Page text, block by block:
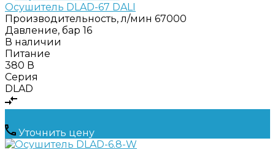
Осушитель DLAD-67 DALI
Производительность, л/мин 67000
Давление, бар 16
В наличии
Питание
380 В
Серия
DLAD
Уточнить цену